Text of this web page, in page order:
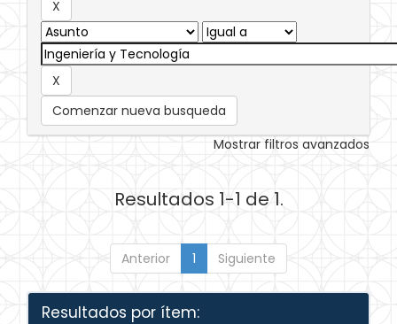
Comenzar nueva busqueda
Mostrar filtros avanzados
Resultados 1-1 de 1.
Anterior 1 Siguiente
Resultados por ítem: